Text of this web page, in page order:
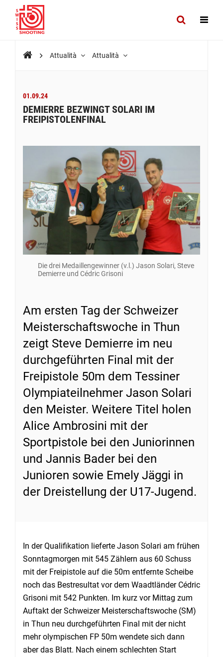
Attualità Attualità
01.09.24
DEMIERRE BEZWINGT SOLARI IM
FREIPISTOLENFINAL
Die drei Medaillengewinner (v.l.) Jason Solari, Steve
Demierre und Cédric Grisoni
Am ersten Tag der Schweizer
Meisterschaftswoche in Thun
zeigt Steve Demierre im neu
durchgeführten Final mit der
Freipistole 50m dem Tessiner
Olympiateilnehmer Jason Solari
den Meister. Weitere Titel holen
Alice Ambrosini mit der
Sportpistole bei den Juniorinnen
und Jannis Bader bei den
Junioren sowie Emely Jäggi in
der Dreistellung der U17-Jugend.
In der Qualifikation lieferte Jason Solari am frühen
Sonntagmorgen mit 545 Zählern aus 60 Schuss
mit der Freipistole auf die 50m entfernte Scheibe
noch das Bestresultat vor dem Waadtländer Cédric
Grisoni mit 542 Punkten. Im kurz vor Mittag zum
Auftakt der Schweizer Meisterschaftswoche (SM)
in Thun neu durchgeführten Final mit der nicht
mehr olympischen FP 50m wendete sich dann
aber das Blatt. Nach einem schlechten Start